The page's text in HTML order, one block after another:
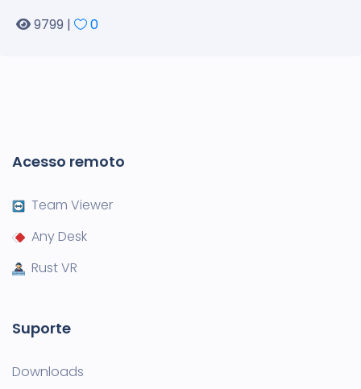
9799 | 0
Acesso remoto
Team Viewer
Any Desk
Rust VR
Suporte
Downloads